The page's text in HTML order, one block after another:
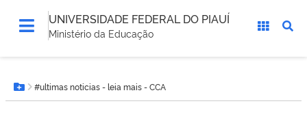
UNIVERSIDADE FEDERAL DO PIAUÍ
Ministério da Educação
está
aqui:Botão Menu
#ultimas noticias - leia mais - CCA